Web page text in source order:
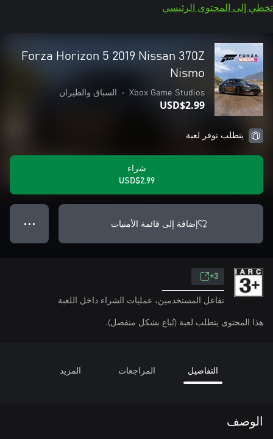
تخطي إلى المحتوى الرئيسي
Forza Horizon 5 2019 Nissan 370Z
Nismo
Xbox Game Studios
• السباق والطيران
USD$2.99
يتطلب توفر لعبة
شراء
USD$2.99
إضافة إلى قائمة الأمنيات ● ● ●
3+
تفاعل المستخدمين، عمليات الشراء داخل اللعبة
هذا المحتوى يتطلب لعبة (تُباع بشكل منفصل).
التفاصيل المراجعات المزيد
الوصف